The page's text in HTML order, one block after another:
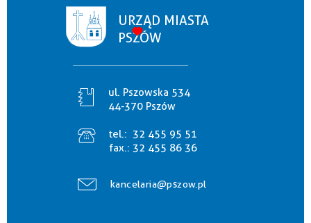
URZĄD MIASTA
PSZÓW
ul. Pszowska 534
44-370 Pszów
tel.: 32 455 95 51
fax.: 32 455 86 36
kancelaria@pszow.pl